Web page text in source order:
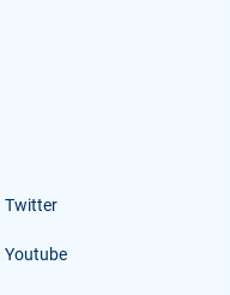
Twitter
Youtube